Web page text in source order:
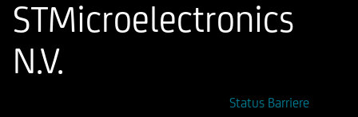
STMicroelectronics
N.V.
Status Barriere